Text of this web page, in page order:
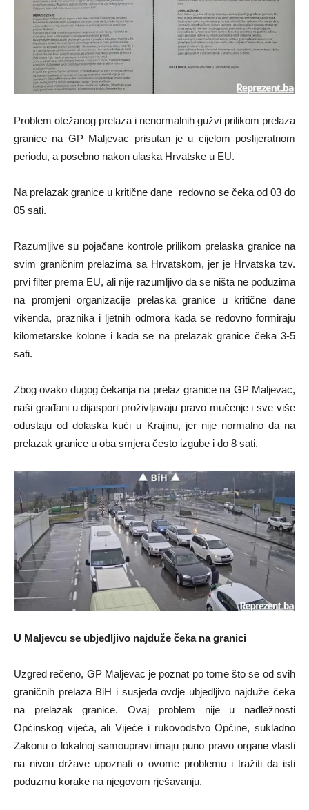
Problem otežanog prelaza i nenormalnih gužvi prilikom prelaza
granice na GP Maljevac prisutan je u cijelom poslijeratnom
periodu, a posebno nakon ulaska Hrvatske u EU.
Na prelazak granice u kritične dane redovno se čeka od 03 do
05 sati.
Razumljive su pojačane kontrole prilikom prelaska granice na
svim graničnim prelazima sa Hrvatskom, jer je Hrvatska tzv.
prvi filter prema EU, ali nije razumljivo da se ništa ne poduzima
na promjeni organizacije prelaska granice u kritične dane
vikenda, praznika i ljetnih odmora kada se redovno formiraju
kilometarske kolone i kada se na prelazak granice čeka 3-5
sati.
Zbog ovako dugog čekanja na prelaz granice na GP Maljevac,
naši građani u dijaspori proživljavaju pravo mučenje i sve više
odustaju od dolaska kući u Krajinu, jer nije normalno da na
prelazak granice u oba smjera često izgube i do 8 sati.
U Maljevcu se ubjedljivo najduže čeka na granici
Uzgred rečeno, GP Maljevac je poznat po tome što se od svih
graničnih prelaza BiH i susjeda ovdje ubjedljivo najduže čeka
na prelazak granice. Ovaj problem nije u nadležnosti
Općinskog vijeća, ali Vijeće i rukovodstvo Općine, sukladno
Zakonu o lokalnoj samoupravi imaju puno pravo organe vlasti
na nivou države upoznati o ovome problemu i tražiti da isti
poduzmu korake na njegovom rješavanju.